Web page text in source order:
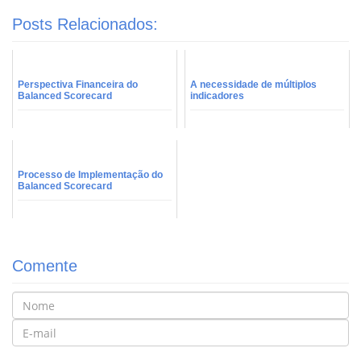
Posts Relacionados:
Perspectiva Financeira do
Balanced Scorecard
A necessidade de múltiplos
indicadores
Processo de Implementação do
Balanced Scorecard
Comente